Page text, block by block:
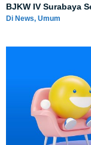
BJKW IV Surabaya
Di News, Umum